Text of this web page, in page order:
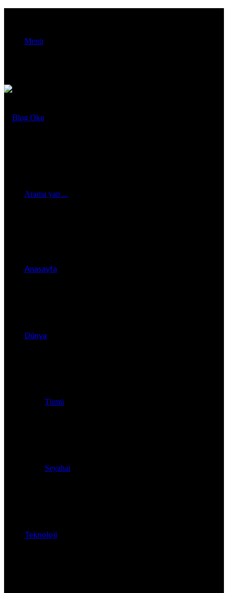
Menü
Arama yap ...
Anasayfa
Dünya
Tümü
Seyahat
Teknoloji